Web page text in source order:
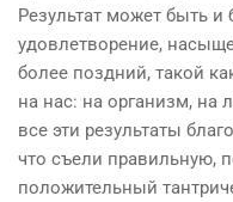
Результат может быть и
удовлетворение,
более поздний, такой
на нас: на организм, на
все эти результаты
что съели правильную,
положительный